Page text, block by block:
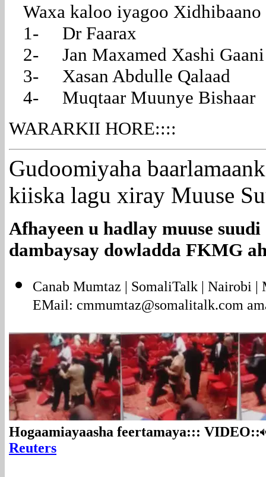
Waxa kaloo iyagoo
1- Dr Faarax
2- Jan Maxamed Xashi Gaani
3- Xasan Abdulle Qalaad
4- Muqtaar Muunye Bishaar
WARARKII HORE::::
Gudoomiyaha
kiiska lagu xiray Muuse
Afhayeen u hadlay muuse
dambaysay dowladda FKMG
Canab Mumtaz | SomaliTalk | Nairobi |
EMail: cmmumtaz@somalitalk.com
Hogaamiayaasha feertamaya::: VIDEO::
Reuters